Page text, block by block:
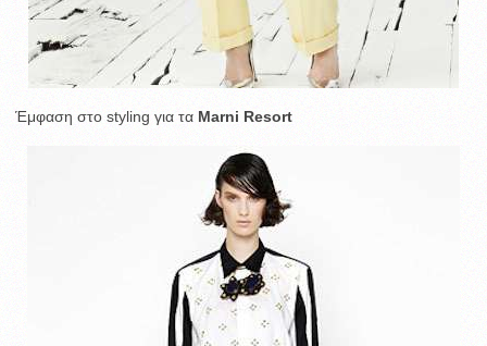
Έμφαση στο styling για τα Marni Resort